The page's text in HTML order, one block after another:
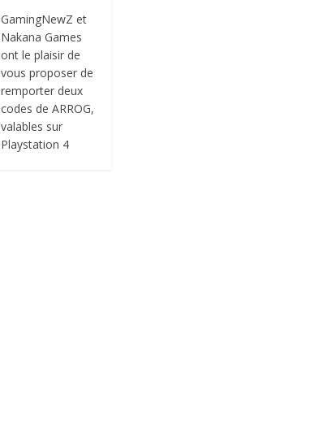
GamingNewZ et
Nakana Games
ont le plaisir de
vous proposer de
remporter deux
codes de ARROG,
valables sur
Playstation 4